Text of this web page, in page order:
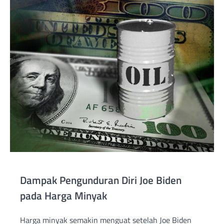
Dampak Pengunduran Diri Joe Biden
pada Harga Minyak
Harga minyak semakin menguat setelah Joe Biden